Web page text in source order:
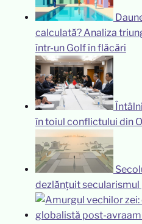
calculată? Analiza
într-un Golf în flăcări
în toiul conflictului din
dezlănțuit